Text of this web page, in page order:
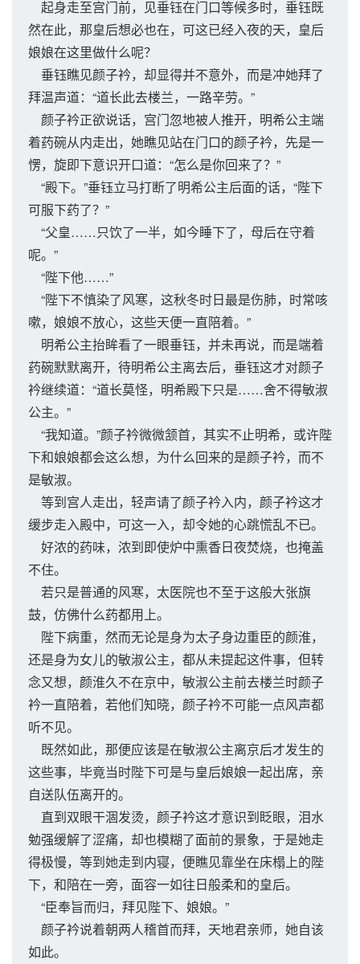
起身走至宫门前，见垂钰在门口等候多时，垂钰既
然在此，那皇后想必也在，可这已经入夜的天，皇后
娘娘在这里做什么呢？
垂钰瞧见颜子衿，却显得并不意外，而是冲她拜了
拜温声道：“道长此去楼兰，一路辛劳。”
颜子衿正欲说话，宫门忽地被人推开，明希公主端
着药碗从内走出，她瞧见站在门口的颜子衿，先是一
愣，旋即下意识开口道：“怎么是你回来了？”
“殿下。”垂钰立马打断了明希公主后面的话，“陛下
可服下药了？”
“父皇……只饮了一半，如今睡下了，母后在守着
呢。”
“陛下他……”
“陛下不慎染了风寒，这秋冬时日最是伤肺，时常咳
嗽，娘娘不放心，这些天便一直陪着。”
明希公主抬眸看了一眼垂钰，并未再说，而是端着
药碗默默离开，待明希公主离去后，垂钰这才对颜子
衿继续道：“道长莫怪，明希殿下只是……舍不得敏淑
公主。”
“我知道。”颜子衿微微颔首，其实不止明希，或许陛
下和娘娘都会这么想，为什么回来的是颜子衿，而不
是敏淑。
等到宫人走出，轻声请了颜子衿入内，颜子衿这才
缓步走入殿中，可这一入，却令她的心跳慌乱不已。
好浓的药味，浓到即使炉中熏香日夜焚烧，也掩盖
不住。
若只是普通的风寒，太医院也不至于这般大张旗
鼓，仿佛什么药都用上。
陛下病重，然而无论是身为太子身边重臣的颜淮，
还是身为女儿的敏淑公主，都从未提起这件事，但转
念又想，颜淮久不在京中，敏淑公主前去楼兰时颜子
衿一直陪着，若他们知晓，颜子衿不可能一点风声都
听不见。
既然如此，那便应该是在敏淑公主离京后才发生的
这些事，毕竟当时陛下可是与皇后娘娘一起出席，亲
自送队伍离开的。
直到双眼干涸发烫，颜子衿这才意识到眨眼，泪水
勉强缓解了涩痛，却也模糊了面前的景象，于是她走
得极慢，等到她走到内寝，便瞧见靠坐在床榻上的陛
下，和陪在一旁，面容一如往日般柔和的皇后。
“臣奉旨而归，拜见陛下、娘娘。”
颜子衿说着朝两人稽首而拜，天地君亲师，她自该
如此。